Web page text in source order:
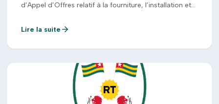
d’Appel d’Offres relatif à la fourniture, l’installation et
qualifiées et intéressées sont invitées à consulter le
proposition conformément aux exigences et délais
Lire la suite